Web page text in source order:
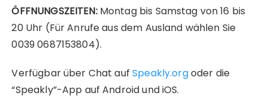
ÖFFNUNGSZEITEN:Montag bis Samstag von 16 bis
20 Uhr (Für Anrufe aus dem Ausland wählen Sie
0039 0687153804).
Verfügbar über Chat aufSpeakly.orgoder die
“Speakly”-App auf Android und iOS.